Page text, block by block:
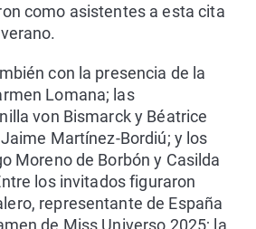
como asistentes a esta cita
con la presencia de la
Lomana; las
von Bismarck y Béatrice
Martínez-Bordiú; y los
Moreno de Borbón y Casilda
los invitados figuraron
representante de España
de Miss Universo 2025; la